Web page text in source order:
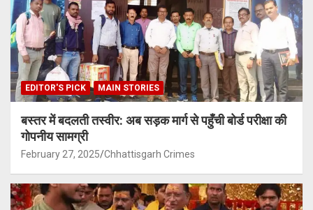
EDITOR'S PICK MAIN STORIES
बस्तर में बदलती तस्वीर: अब सड़क मार्ग से पहुँची बोर्ड परीक्षा की
गोपनीय सामग्री
February 27, 2025 Chhattisgarh Crimes